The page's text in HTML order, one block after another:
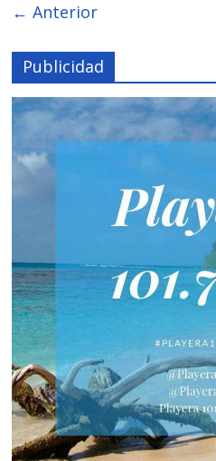
← Anterior
Publicidad